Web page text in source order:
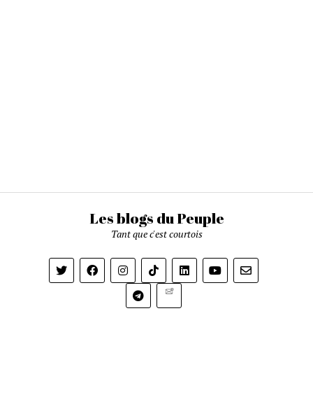
Les blogs du Peuple
Tant que c'est courtois